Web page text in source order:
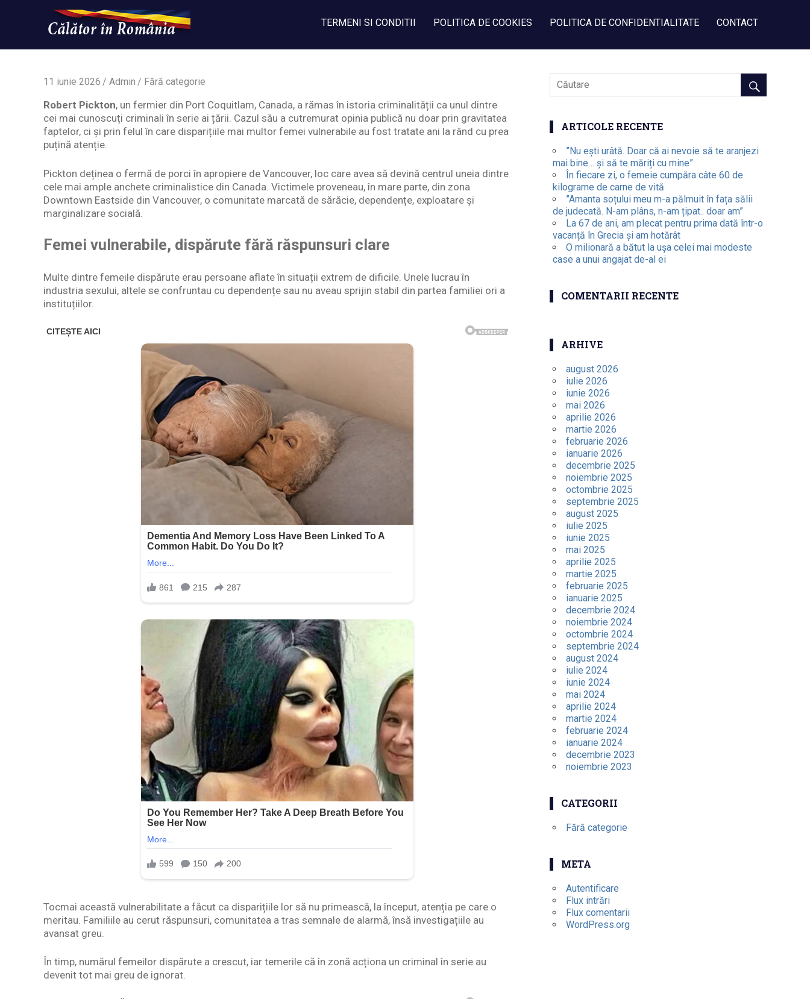
Calatorinromania
WordPress
TERMENI SI CONDITII POLITICA DE COOKIES POLITICA DE CONFIDENTIALITATE CONTACT
11 iunie 2026 Admin Fără categorie
Robert Pickton, un fermier din Port Coquitlam, Canada, a rămas în istoria criminalității ca unul dintre
cei mai cunoscuți criminali în serie ai țării. Cazul său a cutremurat opinia publică nu doar prin gravitatea
faptelor, ci și prin felul în care disparițiile mai multor femei vulnerabile au fost tratate ani la rând cu prea
puțină atenție.
Pickton deținea o fermă de porci în apropiere de Vancouver, loc care avea să devină centrul uneia dintre
cele mai ample anchete criminalistice din Canada. Victimele proveneau, în mare parte, din zona
Downtown Eastside din Vancouver, o comunitate marcată de sărăcie, dependențe, exploatare și
marginalizare socială.
Femei vulnerabile, dispărute fără răspunsuri clare
Multe dintre femeile dispărute erau persoane aflate în situații extrem de dificile. Unele lucrau în
industria sexului, altele se confruntau cu dependențe sau nu aveau sprijin stabil din partea familiei ori a
instituțiilor.
Tocmai această vulnerabilitate a făcut ca disparițiile lor să nu primească, la început, atenția pe care o
meritau. Familiile au cerut răspunsuri, comunitatea a tras semnale de alarmă, însă investigațiile au
avansat greu.
În timp, numărul femeilor dispărute a crescut, iar temerile că în zonă acționa un criminal în serie au
devenit tot mai greu de ignorat.
ARTICOLE RECENTE
”Nu ești urâtă. Doar că ai nevoie să te aranjezi
mai bine… și să te măriți cu mine”
În fiecare zi, o femeie cumpăra câte 60 de
kilograme de carne de vită
”Amanta soțului meu m-a pălmuit în fața sălii
de judecată. N-am plâns, n-am țipat.. doar am”
La 67 de ani, am plecat pentru prima dată într-o
vacanță în Grecia și am hotărât
O milionară a bătut la ușa celei mai modeste
case a unui angajat de-al ei
COMENTARII RECENTE
ARHIVE
august 2026
iulie 2026
iunie 2026
mai 2026
aprilie 2026
martie 2026
februarie 2026
ianuarie 2026
decembrie 2025
noiembrie 2025
octombrie 2025
septembrie 2025
august 2025
iulie 2025
iunie 2025
mai 2025
aprilie 2025
martie 2025
februarie 2025
ianuarie 2025
decembrie 2024
noiembrie 2024
octombrie 2024
septembrie 2024
august 2024
iulie 2024
iunie 2024
mai 2024
aprilie 2024
martie 2024
februarie 2024
ianuarie 2024
decembrie 2023
noiembrie 2023
CATEGORII
Fără categorie
META
Autentificare
Flux intrări
Flux comentarii
WordPress.org